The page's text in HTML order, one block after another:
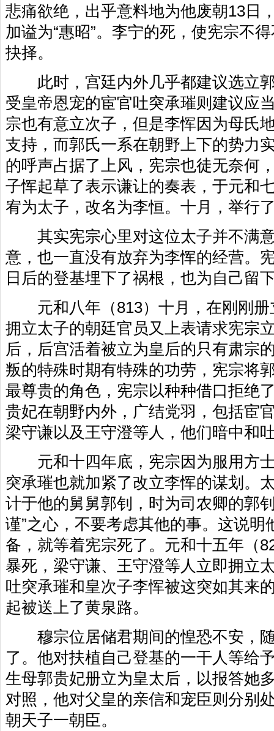
悲痛欲绝，出乎意料地为他废朝13日
加谥为“惠昭”。李宁的死，使宪宗不
抉择。
此时，宫廷内外几乎都建议选立郭
受皇帝恩宠的宦官吐突承璀则建议应
宗也有意立次子，但是李恽因为母氏
支持，而郭氏一系在朝野上下的势力
的呼声占据了上风，宪宗也徒无奈何
子恽起草了表示谦让的奏表，于元和
宥为太子，改名为李恒。十月，举行
其实宪宗心里对这位太子并不满意
意，也一直没有放弃为李恽的经营。
日后的登基埋下了祸根，也为自己留
元和八年（813）十月，在刚刚册
拥立太子的朝廷官员又上表请求宪宗
后，后宫活着被立为皇后的只有肃宗
叛的特殊时期有特殊的功劳，宪宗将
最尊贵的角色，宪宗以种种借口拒绝
贵妃在朝野内外，广结党羽，包括宦
梁守谦以及王守澄等人，他们暗中和
元和十四年底，宪宗因为服用方士
突承璀也就加紧了改立李恽的谋划。
计于他的舅舅郭钊，时为司农卿的郭
谨”之心，不要考虑其他的事。这说明
备，就等着宪宗死了。元和十五年（
暴死，梁守谦、王守澄等人立即拥立
吐突承璀和皇次子李恽被这突如其来
起被送上了黄泉路。
穆宗位居储君期间的惶恐不安，随
了。他对扶植自己登基的一干人等给
生母郭贵妃册立为皇太后，以报答她
对照，他对父皇的亲信和宠臣则分别
朝天子一朝臣。